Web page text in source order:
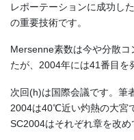
レポーテーションに成功し
の重要技術です。
Mersenne素数は今や分散
たが、2004年には41番目を
次回(h)は国際会議です。筆
2004は40℃近い灼熱の大宮
SC2004はそれぞれ章を改め